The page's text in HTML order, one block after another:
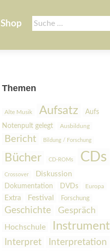
Suche
nach:
Shop
Themen
Alte Musik Aufsatz
Aufs
Notenpult gelegt
Ausbildung
Bericht Bildung / Forschung
Bücher CD-ROMs CDs
Crossover Diskussion
Dokumentation DVDs Europa
Extra Festival Forschung
Geschichte Gespräch
Hochschule Instrument
Interpret
Interpretation